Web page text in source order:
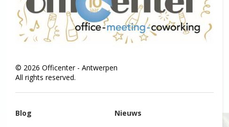
© 2026 Officenter - Antwerpen
All rights reserved.
Blog Nieuws